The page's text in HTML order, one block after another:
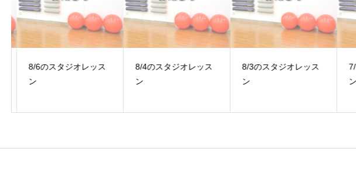
8/6のスタジオレッス
ン
8/4のスタジオレッス
ン
8/3のスタジオレッス
ン
7/
ン